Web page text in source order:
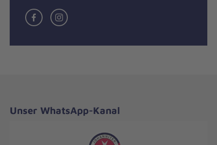
FacebookInstagramm
Unser WhatsApp-Kanal